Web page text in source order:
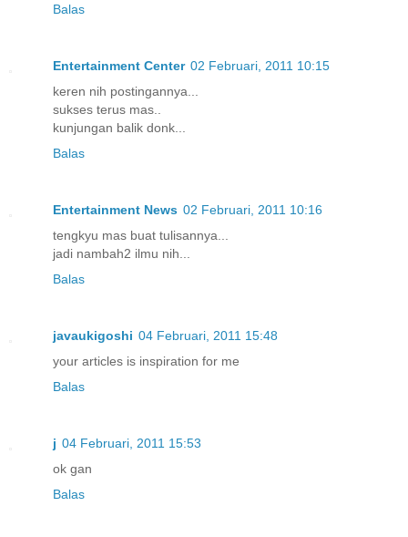
Balas
Entertainment Center 02 Februari, 2011 10:15
keren nih postingannya...
sukses terus mas..
kunjungan balik donk...
Balas
Entertainment News 02 Februari, 2011 10:16
tengkyu mas buat tulisannya...
jadi nambah2 ilmu nih...
Balas
javaukigoshi 04 Februari, 2011 15:48
your articles is inspiration for me
Balas
j 04 Februari, 2011 15:53
ok gan
Balas